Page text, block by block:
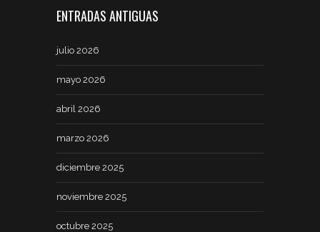
ENTRADAS ANTIGUAS
julio 2026
mayo 2026
abril 2026
marzo 2026
diciembre 2025
noviembre 2025
octubre 2025